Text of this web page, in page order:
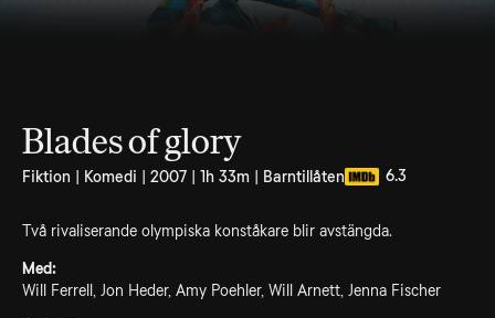
Blades of glory
Fiktion | Komedi | 2007 | 1h 33m | Barntillåten 6.3
Två rivaliserande olympiska konståkare blir avstängda.
Med:
Will Ferrell, Jon Heder, Amy Poehler, Will Arnett, Jenna Fischer